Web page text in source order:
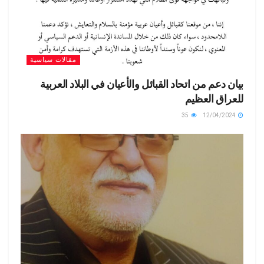
مقالات سياسية
بيان دعم من اتحاد القبائل والأعيان في البلاد العربية
للعراق العظيم